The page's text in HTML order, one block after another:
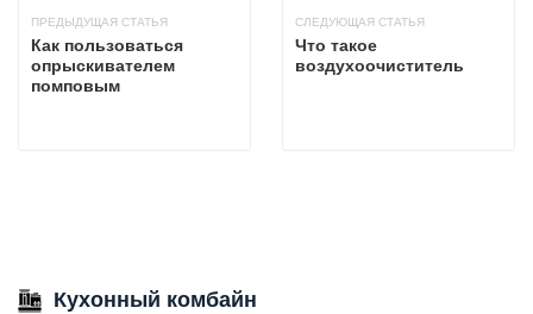
ПРЕДЫДУЩАЯ СТАТЬЯ
Как пользоваться
опрыскивателем
помповым
СЛЕДУЮЩАЯ СТАТЬЯ
Что такое
воздухоочиститель
Кухонный комбайн